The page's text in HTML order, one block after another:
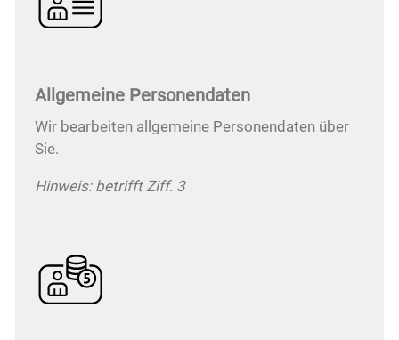
Allgemeine Personendaten
Wir bearbeiten allgemeine Personendaten über
Sie.
Hinweis: betrifft Ziff. 3